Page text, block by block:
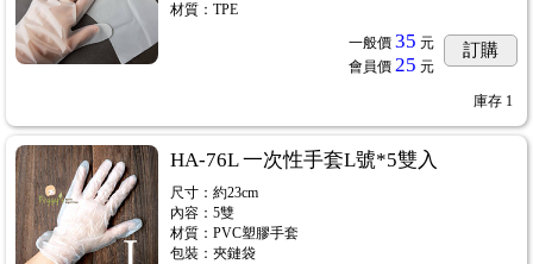
材質：TPE
一般價 35 元
會員價 25 元
訂購
庫存 1
HA-76L 一次性手套L號*5雙入
尺寸：約23cm
內容：5雙
材質：PVC塑膠手套
包裝：夾鏈袋